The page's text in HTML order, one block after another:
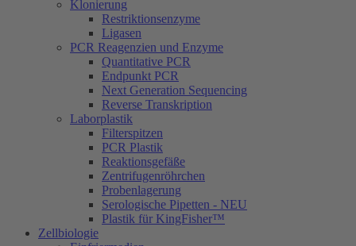
Klonierung
Restriktionsenzyme
Ligasen
PCR Reagenzien und Enzyme
Quantitative PCR
Endpunkt PCR
Next Generation Sequencing
Reverse Transkription
Laborplastik
Filterspitzen
PCR Plastik
Reaktionsgefäße
Zentrifugenröhrchen
Probenlagerung
Serologische Pipetten - NEU
Plastik für KingFisher™
Zellbiologie